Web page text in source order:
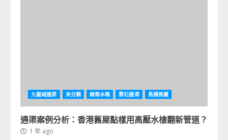
九龍城通渠 未分類 維修水喉 雲石通渠 馬桶推薦
通渠案例分析：香港舊屋點樣用高壓水槍翻新管道？
1 年 ago